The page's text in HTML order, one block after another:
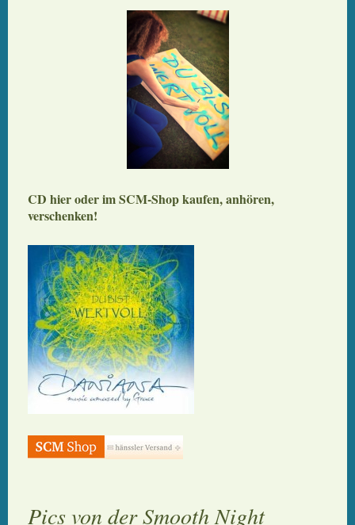
CD hier oder im SCM-Shop kaufen, anhören,
verschenken!
Pics von der Smooth Night